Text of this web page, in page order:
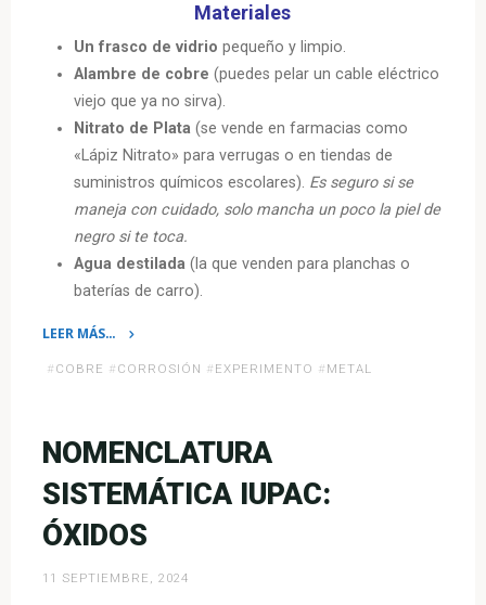
Materiales
Un frasco de vidrio pequeño y limpio.
Alambre de cobre (puedes pelar un cable eléctrico
viejo que ya no sirva).
Nitrato de Plata (se vende en farmacias como
«Lápiz Nitrato» para verrugas o en tiendas de
suministros químicos escolares). Es seguro si se
maneja con cuidado, solo mancha un poco la piel de
negro si te toca.
Agua destilada (la que venden para planchas o
baterías de carro).
LEER MÁS…
Metal
(Reacciones
de
Desplazamiento)»
# COBRE # CORROSIÓN # EXPERIMENTO # METAL
NOMENCLATURA
SISTEMÁTICA IUPAC:
ÓXIDOS
11 SEPTIEMBRE, 2024